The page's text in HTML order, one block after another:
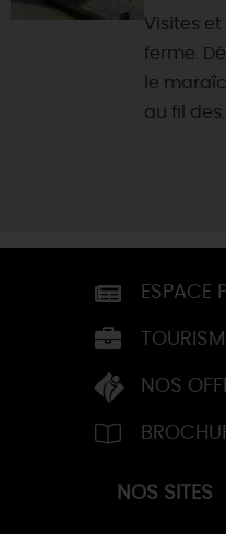
Visites
ferme.
le
au fil des...
ESPACE
NOS
NOS SITES